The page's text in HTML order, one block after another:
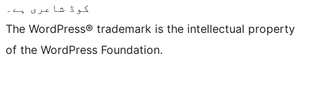
کوڈ شاعری ہے۔
The WordPress® trademark is the intellectual property
of the WordPress Foundation.